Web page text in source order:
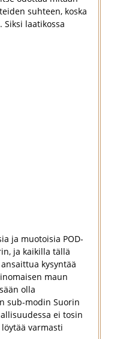
suhteen, koska
laatikossa
ja muotoisia POD-
ja kaikilla tällä
kysyntää
maun
olla
sub-modin Suorin
ei tosin
varmasti